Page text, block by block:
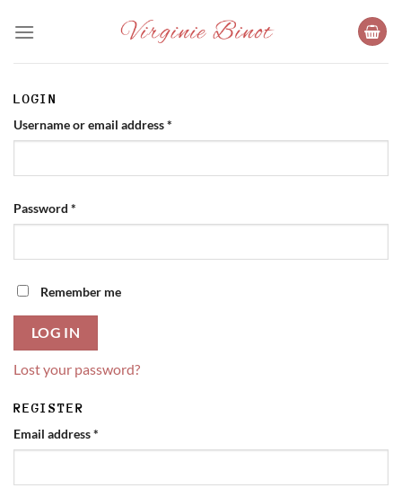
LOGIN
Username or email address*
Password *
Remember me
LOG IN
Lost your password?
REGISTER
Email address*